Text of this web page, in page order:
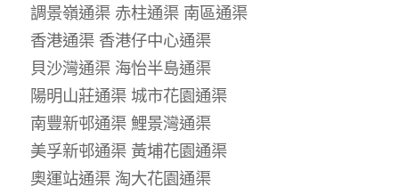
調景嶺通渠 赤柱通渠 南區通渠
香港通渠 香港仔中心通渠
貝沙灣通渠 海怡半島通渠
陽明山莊通渠 城市花園通渠
南豐新邨通渠 鯉景灣通渠
美孚新邨通渠 黃埔花園通渠
奧運站通渠 淘大花園通渠